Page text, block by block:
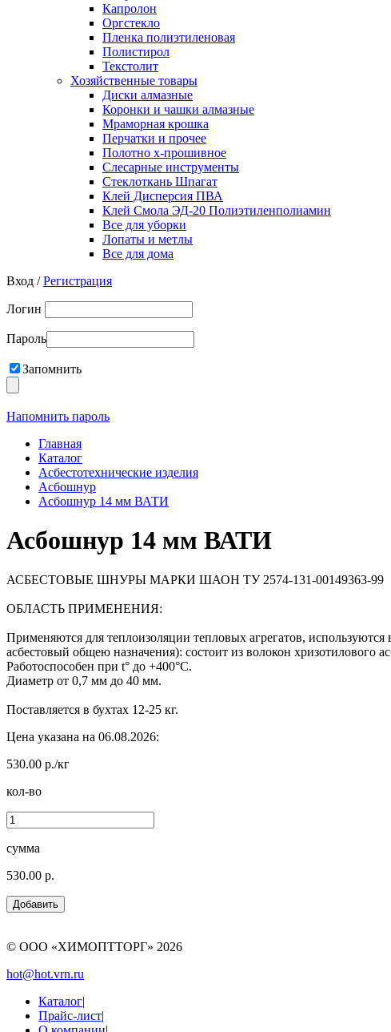
Капролон
Оргстекло
Пленка полиэтиленовая
Полистирол
Текстолит
Хозяйственные товары
Диски алмазные
Коронки и чашки алмазные
Мраморная крошка
Перчатки и прочее
Полотно х-прошивное
Слесарные инструменты
Стеклоткань Шпагат
Клей Дисперсия ПВА
Клей Смола ЭД-20 Полиэтиленполиамин
Все для уборки
Лопаты и метлы
Все для дома
Вход /Регистрация
Логин
Пароль
Запомнить
Напомнить пароль
Главная
Каталог
Асбестотехнические изделия
Асбошнур
Асбошнур 14 мм ВАТИ
Асбошнур 14 мм ВАТИ
АСБЕСТОВЫЕ ШНУРЫ МАРКИ ШАОН ТУ 2574-131-00149363-99
ОБЛАСТЬ ПРИМЕНЕНИЯ:
Применяются для теплоизоляции тепловых агрегатов,
асбестовый общею назначения): состоит из волокон хризотилового
Работоспособен при t° до +400°С.
Диаметр от 0,7 мм до 40 мм.
Поставляется в бухтах 12-25 кг.
Цена указана на 06.08.2026:
530.00 р./кг
кол-во
сумма
530.00 р.
© ООО «ХИМОПТТОРГ» 2026
hot@hot.vrn.ru
Каталог|
Прайс-лист|